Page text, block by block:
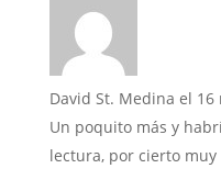
David St. Medina el 16
Un poquito más y
lectura, por cierto